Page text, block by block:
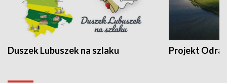
Duszek Lubuszek na szlaku Projekt Odra